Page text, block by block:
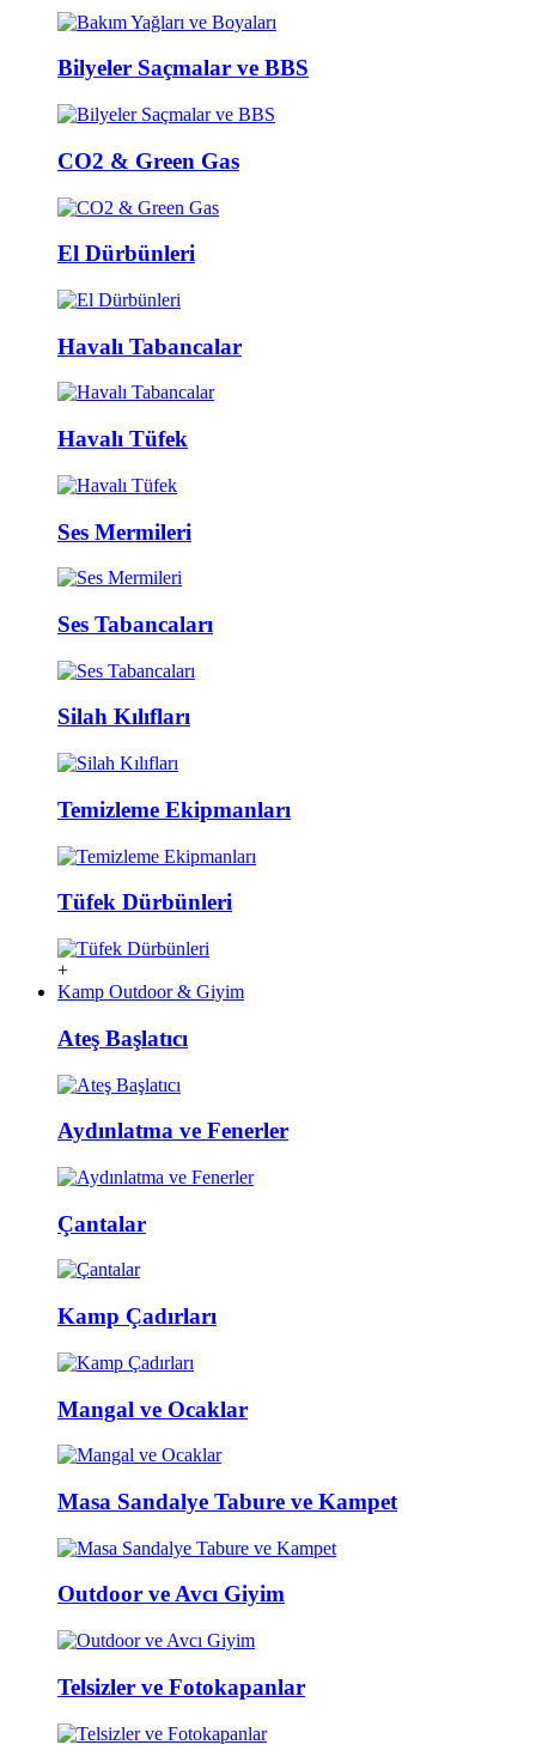
Bilyeler Saçmalar ve BBS
CO2 & Green Gas
El Dürbünleri
Havalı Tabancalar
Havalı Tüfek
Ses Mermileri
Ses Tabancaları
Silah Kılıfları
Temizleme Ekipmanları
Tüfek Dürbünleri
+
Kamp Outdoor & Giyim
Ateş Başlatıcı
Aydınlatma ve Fenerler
Çantalar
Kamp Çadırları
Mangal ve Ocaklar
Masa Sandalye Tabure ve Kampet
Outdoor ve Avcı Giyim
Telsizler ve Fotokapanlar